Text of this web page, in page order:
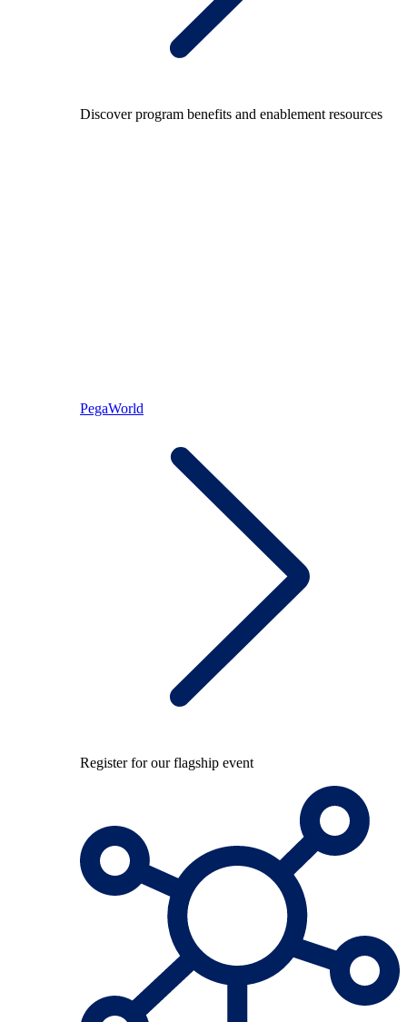
Discover program benefits and enablement resources
PegaWorld
Register for our flagship event